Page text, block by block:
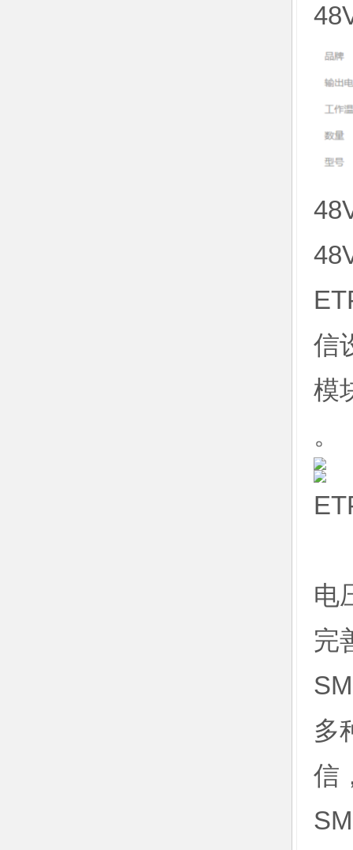
信
模
。
电
完
多
信